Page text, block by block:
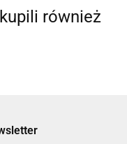
również